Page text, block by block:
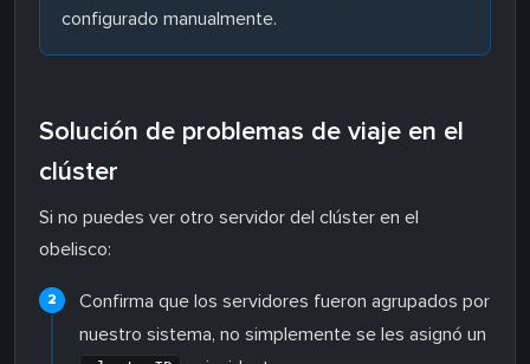
configurado manualmente.
Solución de problemas de viaje en el
clúster
Si no puedes ver otro servidor del clúster en el
obelisco:
Confirma que los servidores fueron agrupados por
nuestro sistema, no simplemente se les asignó un